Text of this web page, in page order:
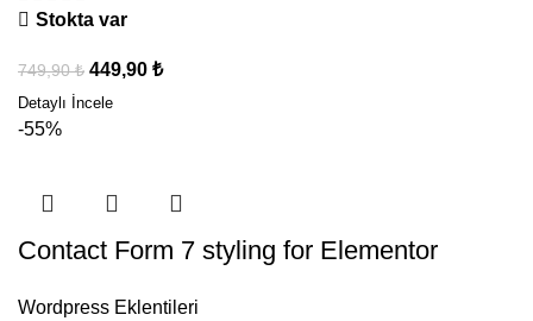
Stokta var
749,90₺ 449,90 ₺
-55%
Contact Form 7 styling for Elementor
Wordpress Eklentileri